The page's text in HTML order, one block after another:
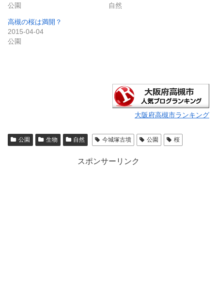
公園
自然
高槻の桜は満開？
2015-04-04
公園
大阪府高槻市ランキング
公園 生物 自然 今城塚古墳 公園 桜
スポンサーリンク